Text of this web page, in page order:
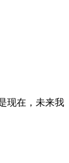
现在，未来我